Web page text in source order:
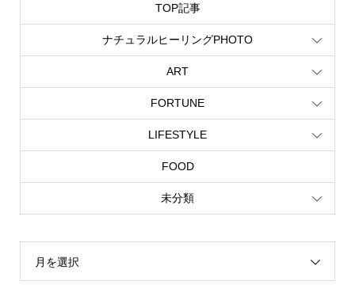
TOP記事
ナチュラルヒーリングPHOTO
ART
FORTUNE
LIFESTYLE
FOOD
未分類
月を選択